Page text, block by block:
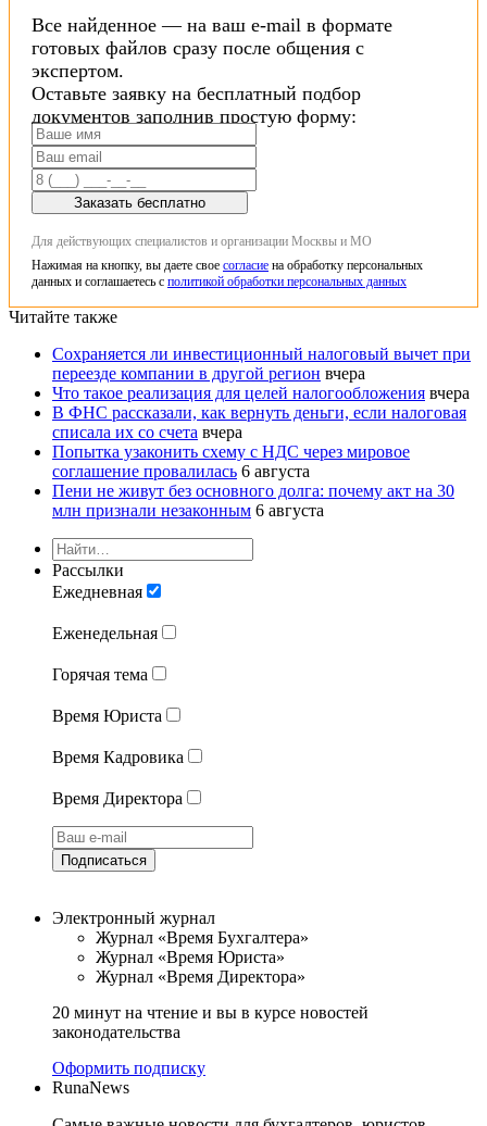
Все найденное — на ваш e-mail в формате
готовых файлов сразу после общения с
экспертом.
Оставьте заявку на бесплатный подбор
документов заполнив простую форму:
Заказать бесплатно
Для действующих специалистов и организации Москвы и МО
Нажимая на кнопку, вы даете свое согласие на обработку персональных
данных и соглашаетесь с политикой обработки персональных данных
Читайте также
Сохраняется ли инвестиционный налоговый вычет при
переезде компании в другой регион вчера
Что такое реализация для целей налогообложения вчера
В ФНС рассказали, как вернуть деньги, если налоговая
списала их со счета вчера
Попытка узаконить схему с НДС через мировое
соглашение провалилась 6 августа
Пени не живут без основного долга: почему акт на 30
млн признали незаконным 6 августа
Рассылки
Ежедневная
Еженедельная
Горячая тема
Время Юриста
Время Кадровика
Время Директора
Подписаться
Электронный журнал
Журнал «Время Бухгалтера»
Журнал «Время Юриста»
Журнал «Время Директора»
20 минут на чтение и вы в курсе новостей
законодательства
Оформить подписку
RunaNews